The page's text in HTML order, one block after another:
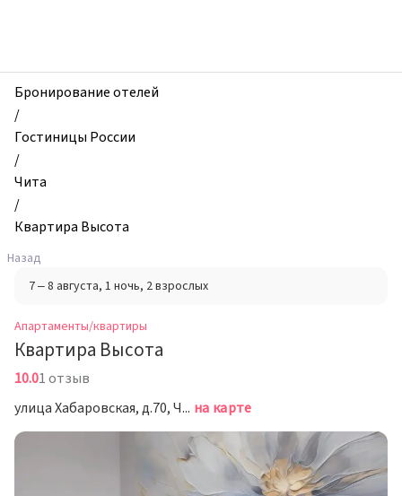
и
квартиры,
Квартира
Высота,
Чита,
Россия
Бронирование отелей
/
Гостиницы России
/
Чита
/
Квартира Высота
Назад
7 – 8 августа, 1 ночь, 2 взрослых
Апартаменты/квартиры
Квартира Высота
10.01 отзыв
улица Хабаровская, д.70, Чита на карте